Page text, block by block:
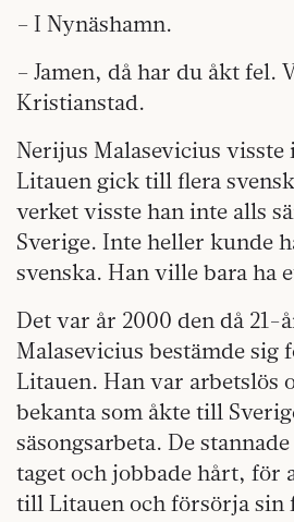
– I Nynäshamn.
– Jamen, då har du åkt fel.
Kristianstad.
Nerijus Malasevicius visste
Litauen gick till flera
verket visste han inte alls
Sverige. Inte heller kunde
svenska. Han ville bara ha
Det var år 2000 den då 21-
Malasevicius bestämde sig
Litauen. Han var arbetslös
bekanta som åkte till
säsongsarbeta. De
taget och jobbade hårt, för
till Litauen och försörja sin